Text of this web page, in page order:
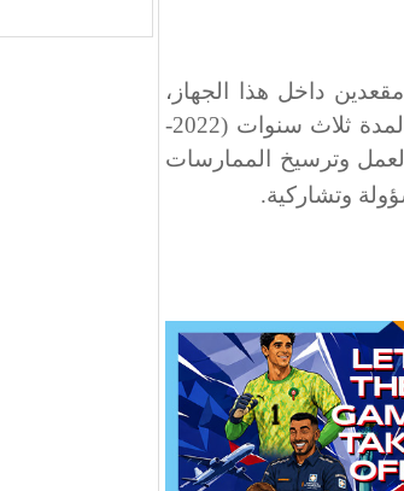
سنة 2017، شغل المغرب مقعدين داخل هذا الجهاز،
لولايتين متتاليتين: الأولى لمدة سنتين (2018-2020)، والثانية لمدة ثلاث سنوات (2022-
وترسيخ الممارسات
وتشاركية.